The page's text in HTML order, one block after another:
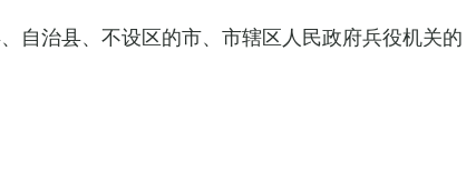
自治县、不设区的市、市辖区人民政府兵役机关的